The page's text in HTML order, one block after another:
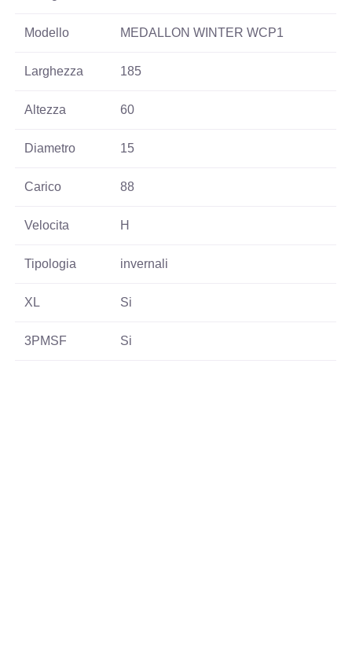
Modello MEDALLON WINTER WCP1
Larghezza 185
Altezza 60
Diametro 15
Carico 88
Velocita H
Tipologia invernali
XL Si
3PMSF Si